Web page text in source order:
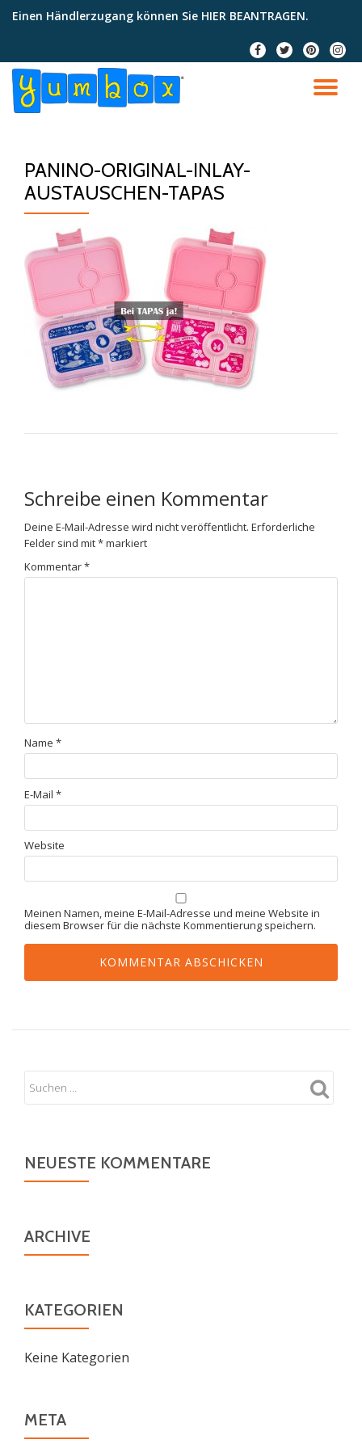
content
Einen Händlerzugang können Sie HIER BEANTRAGEN.
fa-
facebook
fa-
twitter
fa-
pinterest
fa-
PANINO-ORIGINAL-INLAY-
AUSTAUSCHEN-TAPAS
Schreibe einen Kommentar
Deine E-Mail-Adresse wird nicht veröffentlicht. Erforderliche
Felder sind mit*markiert
Kommentar*
Name *
E-Mail *
Website
Meinen Namen, meine E-Mail-Adresse und meine Website in
diesem Browser für die nächste Kommentierung speichern.
NEUESTE KOMMENTARE
ARCHIVE
KATEGORIEN
Keine Kategorien
META